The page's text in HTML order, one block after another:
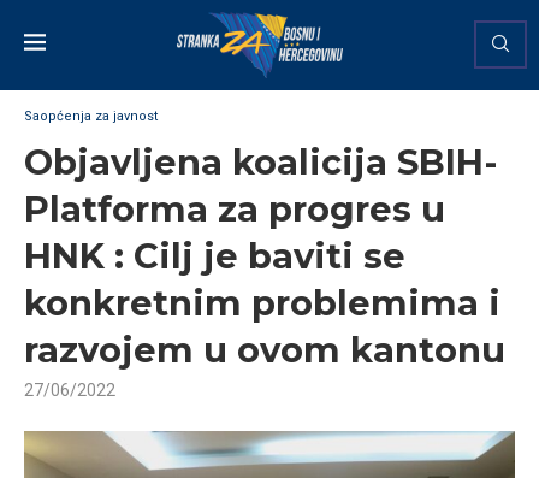
Saopćenja za javnost
Objavljena koalicija SBIH-
Platforma za progres u
HNK : Cilj je baviti se
konkretnim problemima i
razvojem u ovom kantonu
27/06/2022